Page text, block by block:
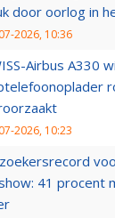
door oorlog in
2026, 10:36
Airbus A330
2026, 10:23
41 procent